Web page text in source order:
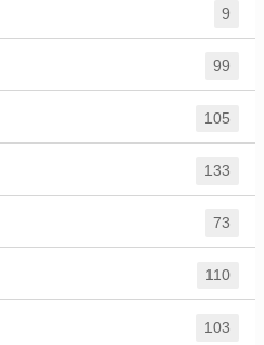
9
99
105
133
73
110
103